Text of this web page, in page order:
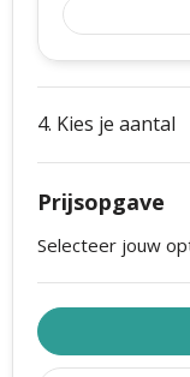
4. Kies je aantal
Prijsopgave
Selecteer jouw